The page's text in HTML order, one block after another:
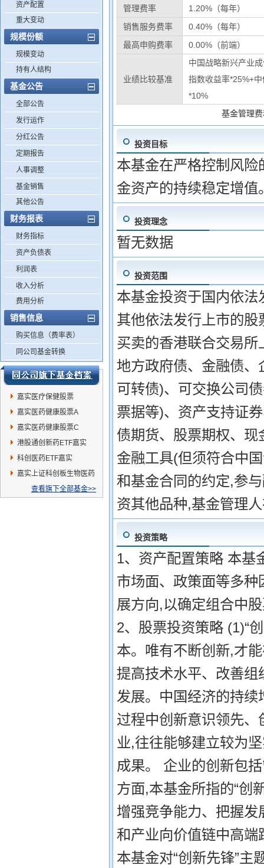
资产配置
重大变动
规模份额
规模变动
持有人结构
基金公告
全部公告
发行运作
分红公告
定期报告
人事调整
基金销售
其他公告
财务报表
财务指标
资产负债表
利润表
收入分析
费用分析
销售信息
购买信息（费率表）
同公司基金转换
嘉实医疗保健股票
嘉实医药健康股票A
嘉实医药健康股票C
港股通创新药ETF嘉实
科创医药ETF嘉实
嘉实上证科创板生物医药
ETF发起联接A
查看旗下全部基金>>
管理费率
1.20%（每年）
销售服务费率
0.40%（每年）
最高申购费率
0.00%（前端）
业绩比较基准
中国战略新兴产业
指数收益率*25%+
*10%
基金管理
投资目标
本基金在严格控制风
金资产的持续稳定增值
投资理念
暂无数据
投资范围
本基金投资于国内依
其他依法发行上市的
买卖的香港联合交易所
地方政府债、金融债
可转债)、可交换公司
票据等)、资产支持证
债期货、股票期权、
金融工具(但须符合中
和基金合同的约定,参
资其他品种,基金管理
投资策略
1、资产配置策略 本基
市场面、政策面等多
展方向,以确定组合中
2、股票投资策略 (1)“
本。唯有不断创新,才
提高技术水平、改善
发展。中国经济的持
过程中创新意识领先
业,往往能够建立较为
成果。 企业的创新包
方面,本基金所指的“创
增强竞争能力、把握
和产业向价值链中高
本基金对“创新先锋”